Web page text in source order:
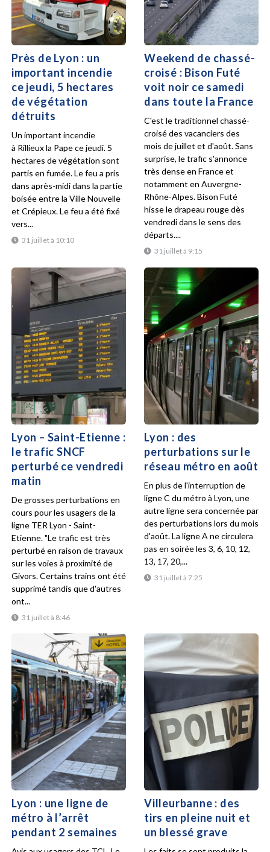
Près de Lyon : un
important incendie
ce jeudi, 5 hectares
de végétation
détruits
31 juillet à 10:10
Un important incendie
à Rillieux la Pape ce jeudi. 5
hectares de végétation sont
partis en fumée. Le feu a pris
dans après-midi dans la partie
boisée entre la Ville Nouvelle
et Crépieux. Le feu a été fixé
vers...
Weekend de chassé-
croisé : Bison Futé
voit noir ce samedi
dans toute la France
31 juillet à 9:15
C'est le traditionnel chassé-
croisé des vacanciers des
mois de juillet et d'août. Sans
surprise, le trafic s'annonce
très dense en France et
notamment en Auvergne-
Rhône-Alpes. Bison Futé
hisse le drapeau rouge dès
vendredi dans le sens des
départs....
Lyon – Saint-Etienne :
le trafic SNCF
perturbé ce vendredi
matin
31 juillet à 8:46
De grosses perturbations en
cours pour les usagers de la
ligne TER Lyon - Saint-
Etienne. "Le trafic est très
perturbé en raison de travaux
sur les voies à proximité de
Givors. Certains trains ont été
supprimé tandis que d'autres
ont...
Lyon : des
perturbations sur le
réseau métro en août
31 juillet à 7:25
En plus de l'interruption de
ligne C du métro à Lyon, une
autre ligne sera concernée par
des perturbations lors du mois
d'août. La ligne A ne circulera
pas en soirée les 3, 6, 10, 12,
13, 17, 20,...
Lyon : une ligne de
métro à l’arrêt
pendant 2 semaines
Villeurbanne : des
tirs en pleine nuit et
un blessé grave